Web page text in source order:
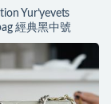
Yur’yevets
經典黑中號